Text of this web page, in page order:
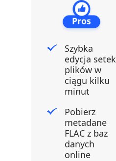
Szybka
edycja setek
plików w
ciągu kilku
minut
Pobierz
metadane
FLAC z baz
danych
online